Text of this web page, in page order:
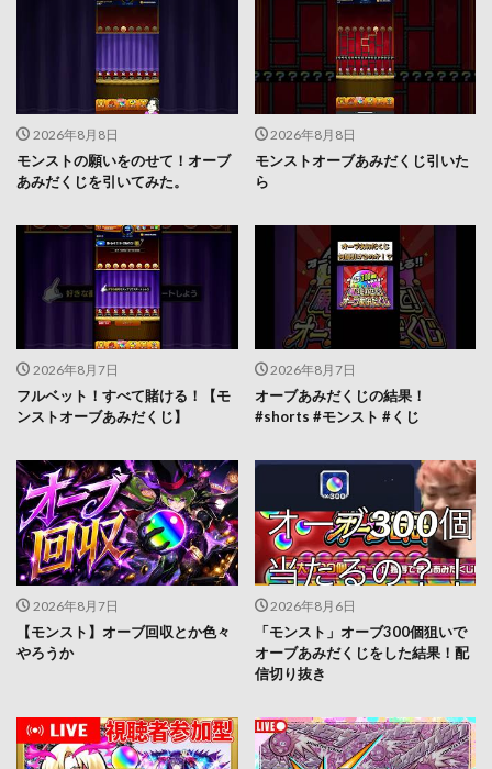
2026年8月8日
モンストの願いをのせて！オーブ
あみだくじを引いてみた。
2026年8月8日
モンストオーブあみだくじ引いた
ら
2026年8月7日
フルベット！すべて賭ける！【モ
ンストオーブあみだくじ】
2026年8月7日
オーブあみだくじの結果！
#shorts #モンスト #くじ
2026年8月7日
【モンスト】オーブ回収とか色々
やろうか
2026年8月6日
「モンスト」オーブ300個狙いで
オーブあみだくじをした結果！配
信切り抜き